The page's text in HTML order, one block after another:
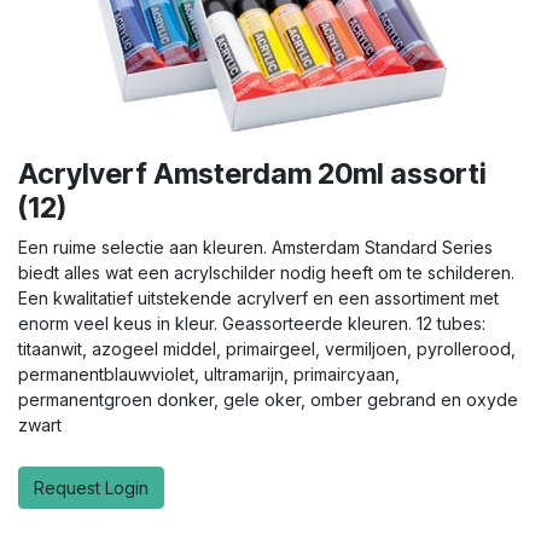
Acrylverf Amsterdam 20ml assorti
(12)
Een ruime selectie aan kleuren. Amsterdam Standard Series
biedt alles wat een acrylschilder nodig heeft om te schilderen.
Een kwalitatief uitstekende acrylverf en een assortiment met
enorm veel keus in kleur. Geassorteerde kleuren. 12 tubes:
titaanwit, azogeel middel, primairgeel, vermiljoen, pyrollerood,
permanentblauwviolet, ultramarijn, primaircyaan,
permanentgroen donker, gele oker, omber gebrand en oxyde
zwart
Request Login